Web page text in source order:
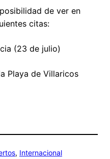
de ver en
citas:
(23 de julio)
Playa de Villaricos
, Internacional